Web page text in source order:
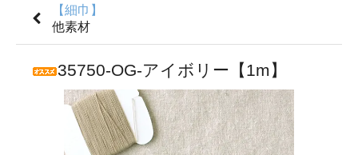
【細巾】
他素材
35750-OG-アイボリー【1m】